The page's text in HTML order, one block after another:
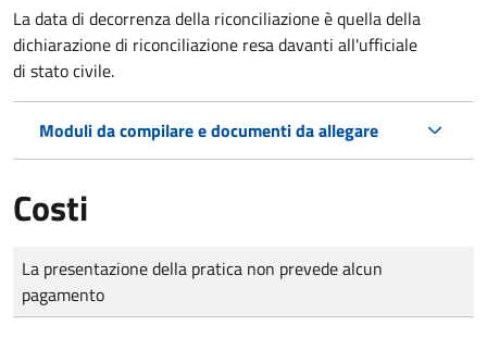
La data di decorrenza della riconciliazione è quella della
dichiarazione di riconciliazione resa davanti all'ufficiale
di stato civile.
Moduli da compilare e documenti da allegare
Costi
Tipo di pagamento
Importo
La presentazione della pratica non prevede alcun
pagamento